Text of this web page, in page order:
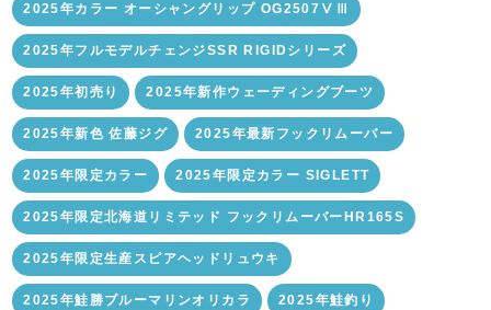
2025年カラー オーシャングリップ OG2507ⅤⅢ
2025年フルモデルチェンジSSR RIGIDシリーズ
2025年初売り 2025年新作ウェーディングブーツ
2025年新色 佐藤ジグ 2025年最新フックリムーバー
2025年限定カラー 2025年限定カラー SIGLETT
2025年限定北海道リミテッド フックリムーバーHR165S
2025年限定生産スピアヘッドリュウキ
2025年鮭勝ブルーマリンオリカラ 2025年鮭釣り